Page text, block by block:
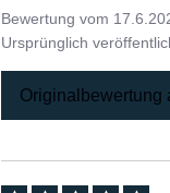
Bewertung vom
Ursprünglich
Originalbewertung